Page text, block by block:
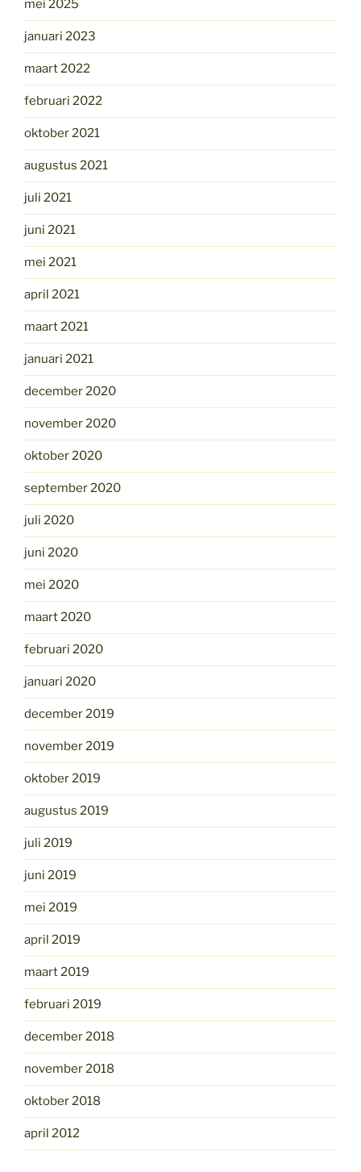
mei 2025
januari 2023
maart 2022
februari 2022
oktober 2021
augustus 2021
juli 2021
juni 2021
mei 2021
april 2021
maart 2021
januari 2021
december 2020
november 2020
oktober 2020
september 2020
juli 2020
juni 2020
mei 2020
maart 2020
februari 2020
januari 2020
december 2019
november 2019
oktober 2019
augustus 2019
juli 2019
juni 2019
mei 2019
april 2019
maart 2019
februari 2019
december 2018
november 2018
oktober 2018
april 2012